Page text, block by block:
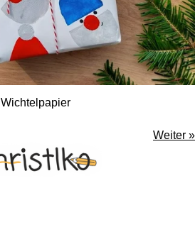
Wichtelpapier
Weiter »